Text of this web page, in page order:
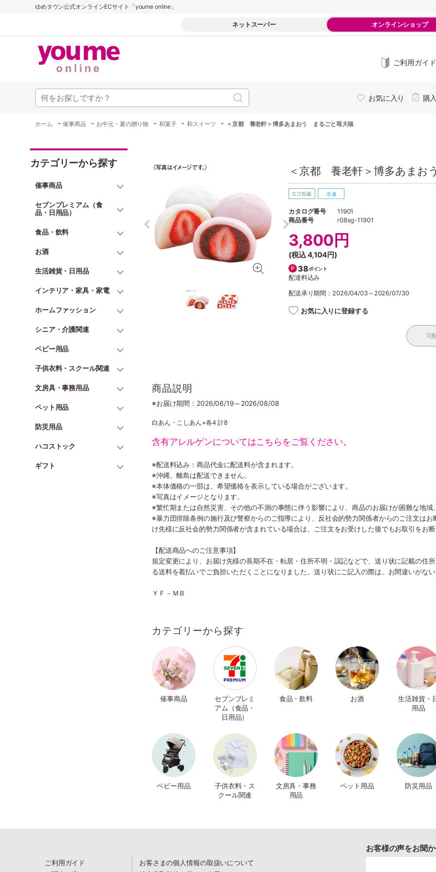
ゆめタウン公式オンラインECサイト「youme online」
ネットスーパー オンラインショップ
ご利用ガイド
お気に入り 購
ホーム -催事商品 - お中元・夏の贈り物 - 和菓子 -和スイーツ - ＜京都 養老軒＞博多あまおう まるごと苺大福
カテゴリーから探す
催事商品
セブンプレミアム（食
品・日用品）
食品・飲料
お酒
生活雑貨・日用品
インテリア・家具・家電
ホームファッション
シニア・介護関連
ベビー用品
子供衣料・スクール関連
文房具・事務用品
ペット用品
防災用品
ハコストック
ギフト
＜京都 養老軒＞博多あま
カタログ番号
11901
商品番号
r08sg-11901
3,800円
(税込4,104円)
38ポイント
配達料込み
配送承り期間：2026/04/03～2026/07/30
お気に入りに登録する
宅
商品説明
※お届け期間：2026/06/19～2026/08/08
白あん・こしあん×各4 計8
含有アレルゲンについてはこちらをご覧ください。
※配送料込み：商品代金に配送料が含まれます。
※沖縄、離島は配送できません。
※本体価格の一部は、希望価格を表示している場合がございます。
※写真はイメージとなります。
※繁忙期または自然災害、その他の不測の事態に伴う影響により、商品のお届けが困難な地域
※暴力団排除条例の施行及び警察からのご指導により、反社会的勢力関係者からのご注文は
け先様に反社会的勢力関係者が含まれている場合は、ご注文をお受けした後でもお取引をお
【配送商品へのご注意事項】
規定変更により、お届け先様の長期不在・転居・住所不明・誤記などで、送り状に記載の住
る送料を着払いでご負担いただくことになりました。送り状にご記入の際は、お間違いがな
ＹＦ－ＭＢ
カテゴリーから探す
催事商品
セブンプレミ
アム（食品・
日用品）
食品・飲料 お酒
生活雑貨・
用品
ベビー用品
子供衣料・ス
クール関連
文房具・事務
用品
ペット用品 防災用品
ご利用ガイド
お客さまの個人情報の取扱いについて
お客様の声をお聞